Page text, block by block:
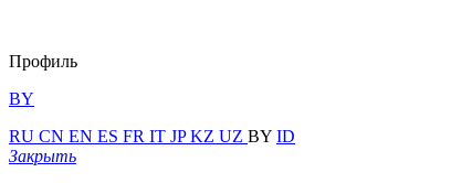
Профиль
BY
RU CN EN ES FR IT JPKZ UZ BY ID
Закрыть